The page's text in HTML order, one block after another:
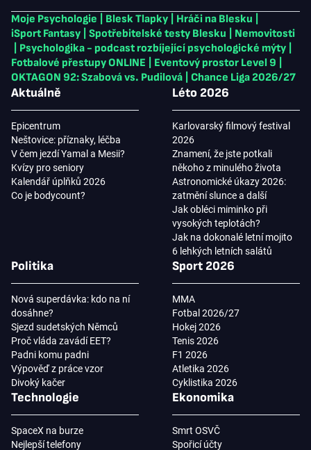
Moje Psychologie Blesk Tlapky Hráči na Blesku
iSport Fantasy
Spotřebitelské testy Blesku
Nemovitosti
Psychologika - podcast rozbíjející psychologické mýty
Fotbalové přestupy ONLINE
Eventový prostor Level 9
OKTAGON 92: Szabová vs. Pudilová
Chance Liga 2026/27
Aktuálně
Epicentrum
Neštovice: příznaky, léčba
V čem jezdí Yamal a Mesii?
Kvízy pro seniory
Kalendář úplňků 2026
Co je bodycount?
Léto 2026
Karlovarský filmový festival
2026
Znamení, že jste potkali
někoho z minulého života
Astronomické úkazy 2026:
zatmění slunce a další
Jak obléci miminko při
vysokých teplotách?
Jak na dokonalé letní mojito
6 lehkých letních salátů
Politika
Nová superdávka: kdo na ní
dosáhne?
Sjezd sudetských Němců
Proč vláda zavádí EET?
Padni komu padni
Výpověď z práce vzor
Divoký kačer
Sport 2026
MMA
Fotbal 2026/27
Hokej 2026
Tenis 2026
F1 2026
Atletika 2026
Cyklistika 2026
Technologie
SpaceX na burze
Nejlepší telefony
Ekonomika
Smrt OSVČ
Spořicí účty